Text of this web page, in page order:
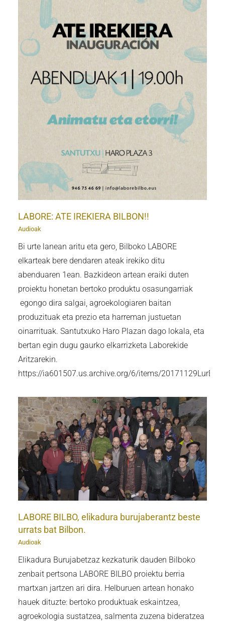
LABORE: ATE IREKIERA BILBON!!
Audioak
Bi urte lanean aritu eta gero, Bilboko LABORE
elkarteak bere dendaren ateak irekiko ditu
abenduaren 1ean. Bazkideon artean eraiki duten
proiektu honetan bertoko produktu osasungarriak
egongo dira salgai, agroekologiaren baitan
produzituak eta prezio eta harreman justuetan
oinarrituak. Santutxuko Haro Plazan dago lokala, eta
bertan egin dugu gaurko elkarrizketa Laborekide
Aritzarekin.
https://ia601507.us.archive.org/6/items/
LABORE BILBO, elikadura burujaberantz beste
urrats bat Bilbon.
Audioak
Elikadura Burujabetzaz kezkaturik dauden Bilboko
zenbait pertsona LABORE BILBO proiektu berria
martxan jartzen ari dira. Helburuen artean honako
hauek dituzte: bertoko produktuak eskaintzea,
agroekologia sustatzea, salmenta zuzena bideratzea